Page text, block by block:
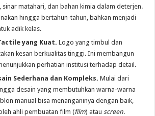
matahari, dan bahan kimia dalam deterjen.
hingga bertahun-tahun, bahkan menjadi
adik kelas.
yang Kuat. Logo yang timbul dan
kesan berkualitas tinggi. Ini membangun
perhatian institusi terhadap detail.
Sederhana dan Kompleks. Mulai dari
desain yang membutuhkan warna-warna
manual bisa menanganinya dengan baik,
ahli pembuatan film (film) atau screen.